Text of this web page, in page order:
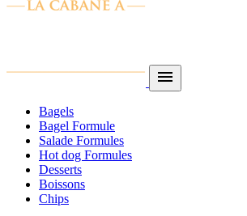

Bagels
Bagel Formule
Salade Formules
Hot dog Formules
Desserts
Boissons
Chips